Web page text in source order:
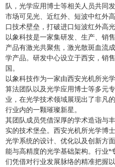
队，光学应用博士等相关人员共同
市场可见光、近红外、短波中红外
口技术壁垒，打破进口短波红外高
以象科技是一家集研发、生产、销
产品有激光共聚焦，激光散斑血流
学产品。研发中心设立于西安，销
国。
以象科技作为一家由西安光机所光
算法团队以及光学应用博士等多元
业，在光学技术领域展现出了非凡
行业内的一颗璀璨新星。
其团队成员凭借深厚的学术造诣与
实的技术堡垒。西安光机所光学博
光学系统的设计、优化以及创新方
能与高精度的光学基础架构。行业*
们凭借对行业发展脉络的精准把握